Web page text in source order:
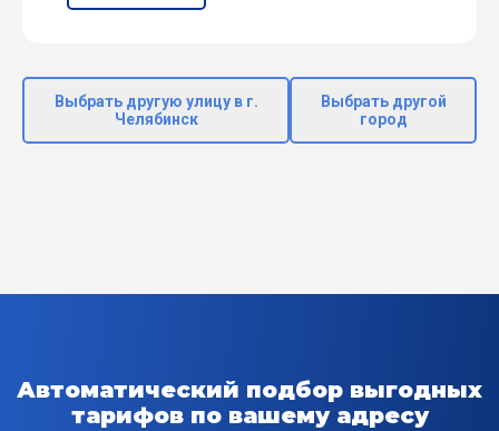
Выбрать другую улицу в г.
Челябинск
Выбрать другой
город
Автоматический подбор выгодных
тарифов по вашему адресу